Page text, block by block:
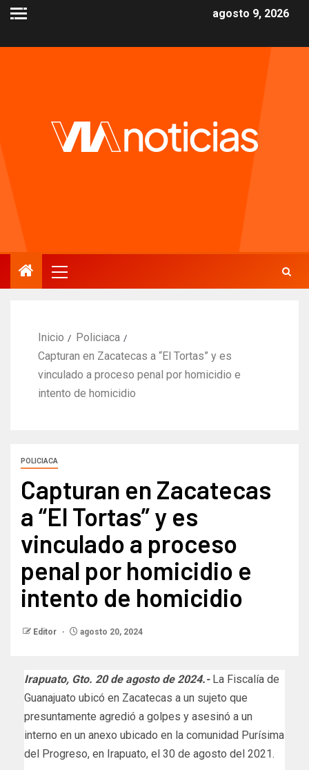
agosto 9, 2026
Inicio
Policiaca
Capturan en Zacatecas a “El Tortas” y es
vinculado a proceso penal por homicidio e
intento de homicidio
POLICIACA
Capturan en Zacatecas
a “El Tortas” y es
vinculado a proceso
penal por homicidio e
intento de homicidio
Editor agosto 20, 2024
Irapuato, Gto. 20 de agosto de 2024.-La Fiscalía de
Guanajuato ubicó en Zacatecas a un sujeto que
presuntamente agredió a golpes y asesinó a un
interno en un anexo ubicado en la comunidad Purísima
del Progreso, en Irapuato, el 30 de agosto del 2021.